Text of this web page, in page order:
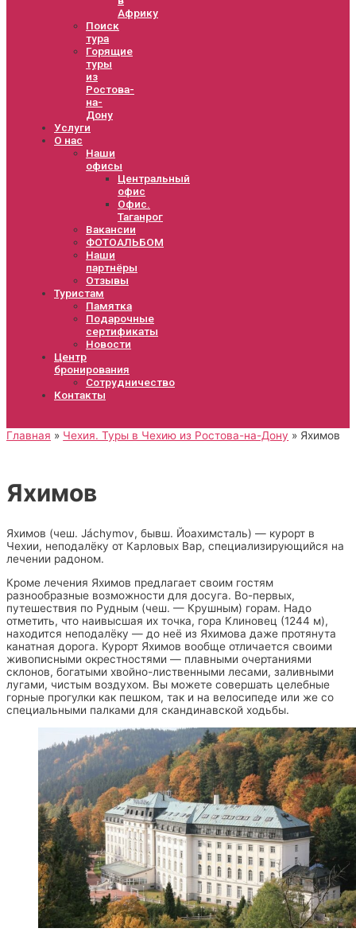
Африку
Поиск
тура
Горящие
туры
из
Ростова-
на-
Дону
Услуги
О нас
Наши
офисы
Центральный
офис
Офис.
Таганрог
Вакансии
ФОТОАЛЬБОМ
Наши
партнёры
Отзывы
Туристам
Памятка
Подарочные
сертификаты
Новости
Центр
бронирования
Сотрудничество
Контакты
Главная Чехия. Туры в Чехию из Ростова-на-Дону Яхимов
Яхимов
Яхимов (чеш. Jáchymov, бывш. Йоахимсталь) — курорт в
Чехии, неподалёку от Карловых Вар, специализирующийся на
лечении радоном.
Кроме лечения Яхимов предлагает своим гостям
разнообразные возможности для досуга. Во-первых,
путешествия по Рудным (чеш. — Крушным) горам. Надо
отметить, что наивысшая их точка, гора Клиновец (1244 м),
находится неподалёку — до неё из Яхимова даже протянута
канатная дорога. Курорт Яхимов вообще отличается своими
живописными окрестностями — плавными очертаниями
склонов, богатыми хвойно-лиственными лесами, заливными
лугами, чистым воздухом. Вы можете совершать целебные
горные прогулки как пешком, так и на велосипеде или же со
специальными палками для скандинавской ходьбы.